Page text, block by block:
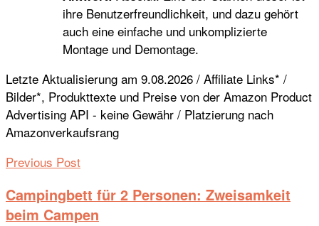
ihre Benutzerfreundlichkeit, und dazu gehört
auch eine einfache und unkomplizierte
Montage und Demontage.
Letzte Aktualisierung am 9.08.2026 / Affiliate Links* /
Bilder*, Produkttexte und Preise von der Amazon Product
Advertising API - keine Gewähr / Platzierung nach
Amazonverkaufsrang
Previous Post
Campingbett für 2 Personen: Zweisamkeit
beim Campen